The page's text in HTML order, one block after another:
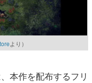
より）
本作を配布するフリ